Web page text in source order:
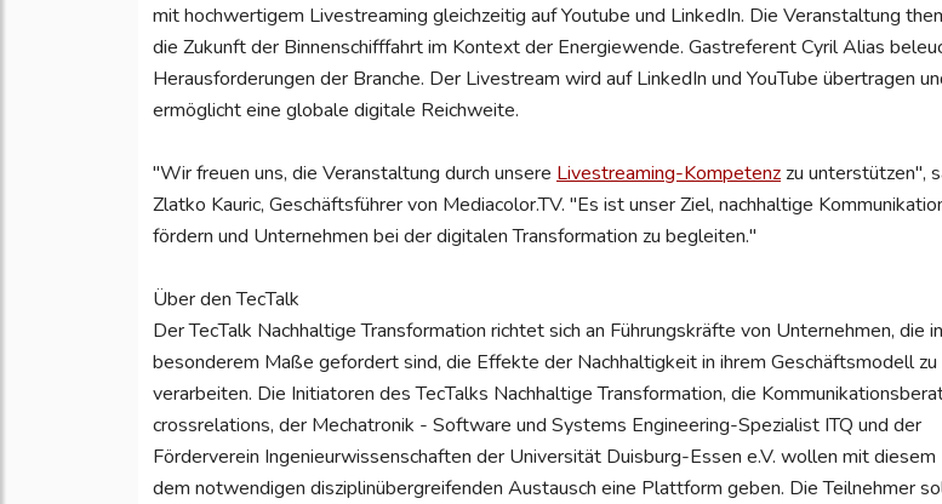
mit hochwertigem Livestreaming gleichzeitig auf Youtube und LinkedIn. Die Veranstaltung
die Zukunft der Binnenschifffahrt im Kontext der Energiewende. Gastreferent Cyril Alias
Herausforderungen der Branche. Der Livestream wird auf LinkedIn und YouTube übertragen
ermöglicht eine globale digitale Reichweite.
"Wir freuen uns, die Veranstaltung durch unsere Livestreaming-Kompetenzzu unterstützen",
Zlatko Kauric, Geschäftsführer von Mediacolor.TV. "Es ist unser Ziel, nachhaltige
fördern und Unternehmen bei der digitalen Transformation zu begleiten."
Über den TecTalk
Der TecTalk Nachhaltige Transformation richtet sich an Führungskräfte von Unternehmen, die in
besonderem Maße gefordert sind, die Effekte der Nachhaltigkeit in ihrem Geschäftsmodell zu
verarbeiten. Die Initiatoren des TecTalks Nachhaltige Transformation, die
crossrelations, der Mechatronik - Software und Systems Engineering-Spezialist ITQ und der
Förderverein Ingenieurwissenschaften der Universität Duisburg-Essen e.V. wollen mit diesem
dem notwendigen disziplinübergreifenden Austausch eine Plattform geben. Die Teilnehmer